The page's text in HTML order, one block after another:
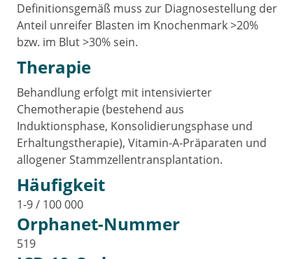
Definitionsgemäß muss zur Diagnosestellung der
Anteil unreifer Blasten im Knochenmark >20%
bzw. im Blut >30% sein.
Therapie
Behandlung erfolgt mit intensivierter
Chemotherapie (bestehend aus
Induktionsphase, Konsolidierungsphase und
Erhaltungstherapie), Vitamin-A-Präparaten und
allogener Stammzellentransplantation.
Häufigkeit
1-9 / 100 000
Orphanet-Nummer
519